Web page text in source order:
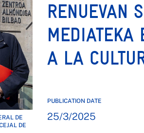
DE
DE
RENUEVAN
MEDIATEKA
A LA
PUBLICATION DATE
25/3/2025